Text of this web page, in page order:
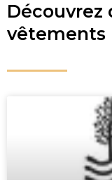
Découvrez
vêtements